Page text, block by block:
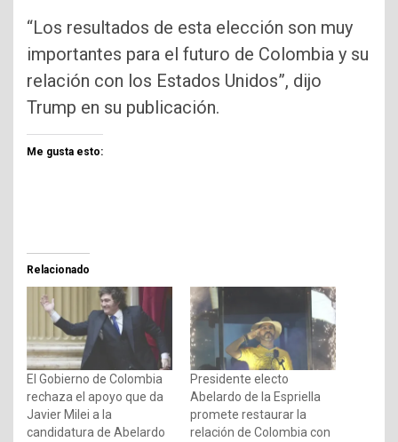
“Los resultados de esta elección son muy
importantes para el futuro de Colombia y su
relación con los Estados Unidos”, dijo
Trump en su publicación.
Me gusta esto:
Relacionado
El Gobierno de Colombia
rechaza el apoyo que da
Javier Milei a la
candidatura de Abelardo
Presidente electo
Abelardo de la Espriella
promete restaurar la
relación de Colombia con